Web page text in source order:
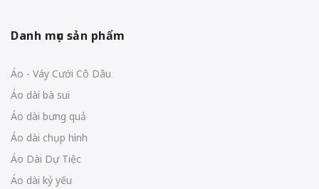
Danh mục sản phẩm
Áo - Váy Cưới Cô Dâu
Áo dài bà sui
Áo dài bưng quả
Áo dài chụp hình
Áo Dài Dự Tiệc
Áo dài kỷ yếu